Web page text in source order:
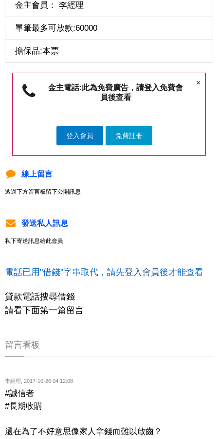
金主會員： 李經理
單筆最多可放款:60000
擔保品:本票
×
金主電話:此為免費廣告，請登入免費會
員後查看
登入會員 免費註冊
線上留言
透過下方留言板留下公開訊息
發送私人訊息
私下寄送訊息給此會員
電話已用"借錢"字串取代，請先登入會員後才能查看
貸款電話搜尋借錢
請看下面第一篇留言
留言看板
李經理 2017-10-26 04:12:08
#誠信者
#長期收購
還在為了不好意思像家人拿錢而難以啟齒？